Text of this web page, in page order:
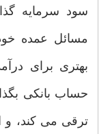
سود سرمایه
مسائل عمده
بهتری برای
حساب بانکی
ترقی می کند، و